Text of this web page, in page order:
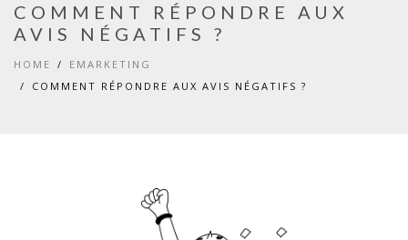
COMMENT RÉPONDRE AUX
AVIS NÉGATIFS ?
HOME
EMARKETING
COMMENT RÉPONDRE AUX AVIS NÉGATIFS ?